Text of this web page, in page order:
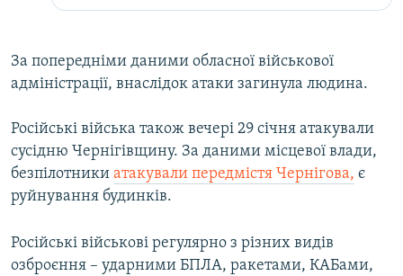
За попередніми даними обласної військової
адміністрації, внаслідок атаки загинула людина.
Російські війська також вечері 29 січня атакували
сусідню Чернігівщину. За даними місцевої влади,
безпілотники атакували передмістя Чернігова, є
руйнування будинків.
Російські військові регулярно з різних видів
озброєння – ударними БПЛА, ракетами, КАБами,